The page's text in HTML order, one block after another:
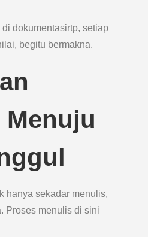
dokumentasirtp, setiap
begitu bermakna.
Menuju
hanya sekadar menulis,
Proses menulis di sini